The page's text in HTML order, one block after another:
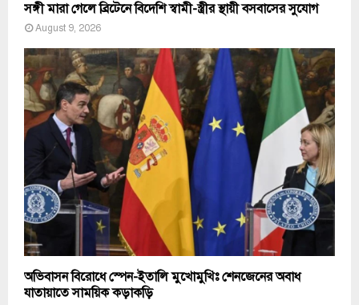
সঙ্গী মারা গেলে ব্রিটেনে বিদেশি স্বামী-স্ত্রীর স্থায়ী বসবাসের সুযোগ
August 9, 2026
অভিবাসন বিরোধে স্পেন-ইতালি মুখোমুখিঃ শেনজেনের অবাধ
যাতায়াতে সাময়িক কড়াকড়ি